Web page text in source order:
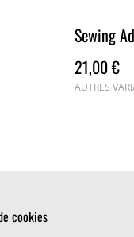
Sewing
21,00 €
AUTRES
cookies